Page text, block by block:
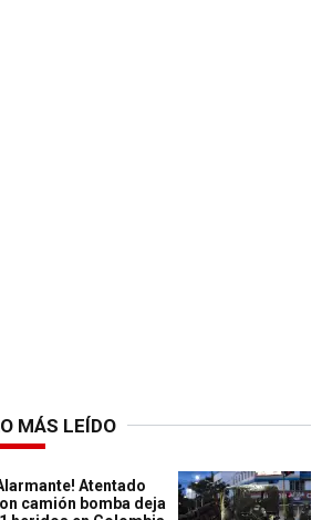
MÁS LEÍDO
Atentado
camión bomba deja